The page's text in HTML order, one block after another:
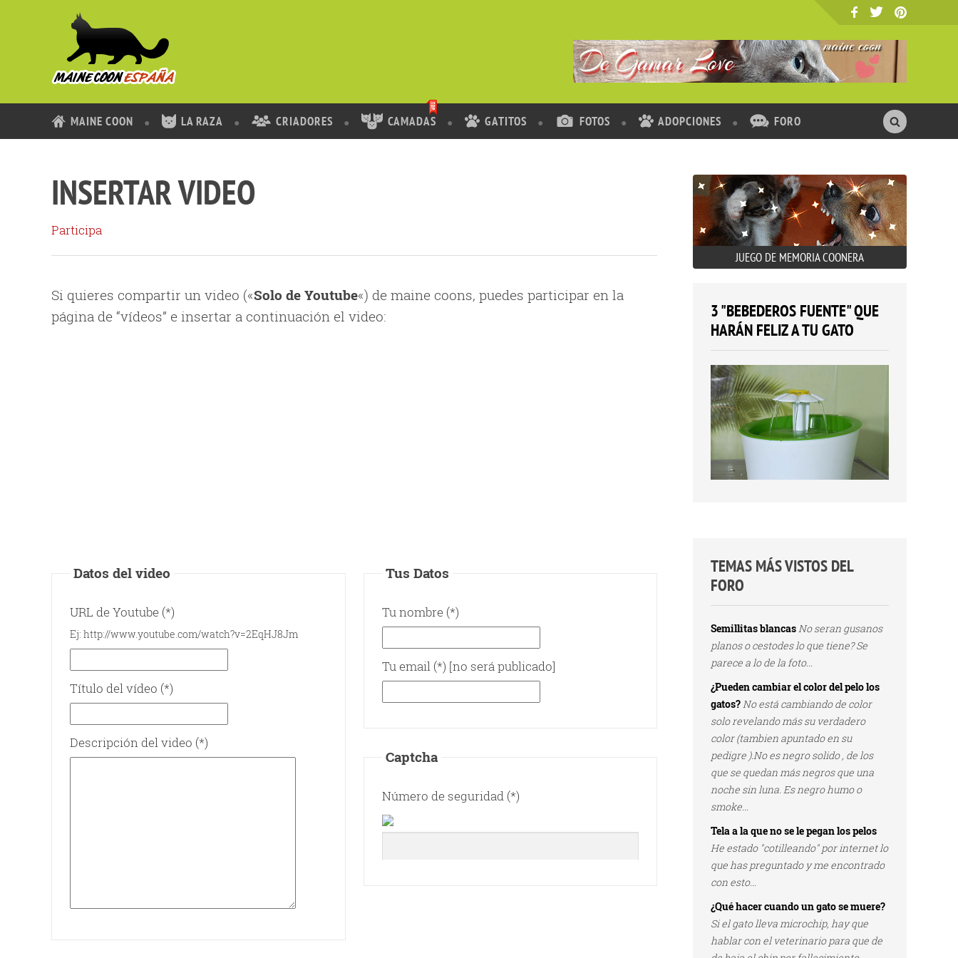
MAINE COON LA RAZA CRIADORES CAMADAS GATITOS FOTOS ADOPCIONES FORO
INSERTAR VIDEO
Participa
Si quieres compartir un video («Solo de Youtube«) de maine coons, puedes participar en la
página de “vídeos” e insertar a continuación el video:
Datos del video
URL de Youtube (*)
Ej: http://www.youtube.com/watch?v=2EqHJ8Jm
Título del vídeo (*)
Descripción del video (*)
Tus Datos
Tu nombre (*)
Tu email (*) [no será publicado]
Captcha
Número de seguridad (*)
JUEGO DE MEMORIA COONERA
3 "BEBEDEROS FUENTE" QUE
HARÁN FELIZ A TU GATO
TEMAS MÁS VISTOS DEL
FORO
Semillitas blancasNo seran gusanos
planos o cestodes lo que tiene? Se
parece a lo de la foto...
¿Pueden cambiar el color del pelo los
gatos?No está cambiando de color
solo revelando más su verdadero
color (tambien apuntado en su
pedigre ).No es negro solido , de los
que se quedan más negros que una
noche sin luna. Es negro humo o
smoke...
Tela a la que no se le pegan los pelos
He estado "cotilleando" por internet lo
que has preguntado y me encontrado
con esto...
¿Qué hacer cuando un gato se muere?
Si el gato lleva microchip, hay que
hablar con el veterinario para que de